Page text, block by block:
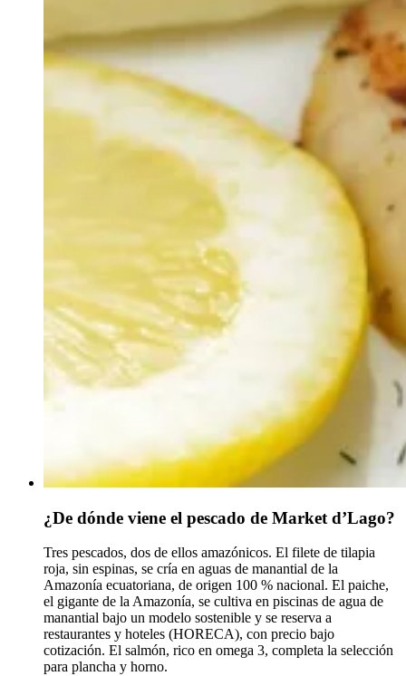
¿De dónde viene el pescado de Market d’Lago?
Tres pescados, dos de ellos amazónicos. El filete de tilapia
roja, sin espinas, se cría en aguas de manantial de la
Amazonía ecuatoriana, de origen 100 % nacional. El paiche,
el gigante de la Amazonía, se cultiva en piscinas de agua de
manantial bajo un modelo sostenible y se reserva a
restaurantes y hoteles (HORECA), con precio bajo
cotización. El salmón, rico en omega 3, completa la selección
para plancha y horno.